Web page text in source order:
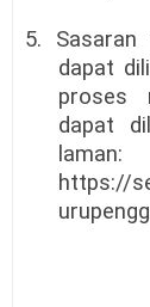
5. Sasaran
dapat
proses
dapat
laman:
https://